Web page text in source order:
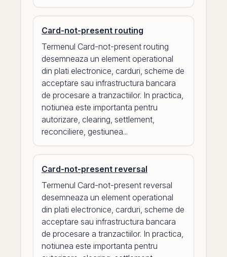
Card-not-present routing
Termenul Card-not-present routing
desemneaza un element operational
din plati electronice, carduri, scheme de
acceptare sau infrastructura bancara
de procesare a tranzactiilor. In practica,
notiunea este importanta pentru
autorizare, clearing, settlement,
reconciliere, gestiunea...
Card-not-present reversal
Termenul Card-not-present reversal
desemneaza un element operational
din plati electronice, carduri, scheme de
acceptare sau infrastructura bancara
de procesare a tranzactiilor. In practica,
notiunea este importanta pentru